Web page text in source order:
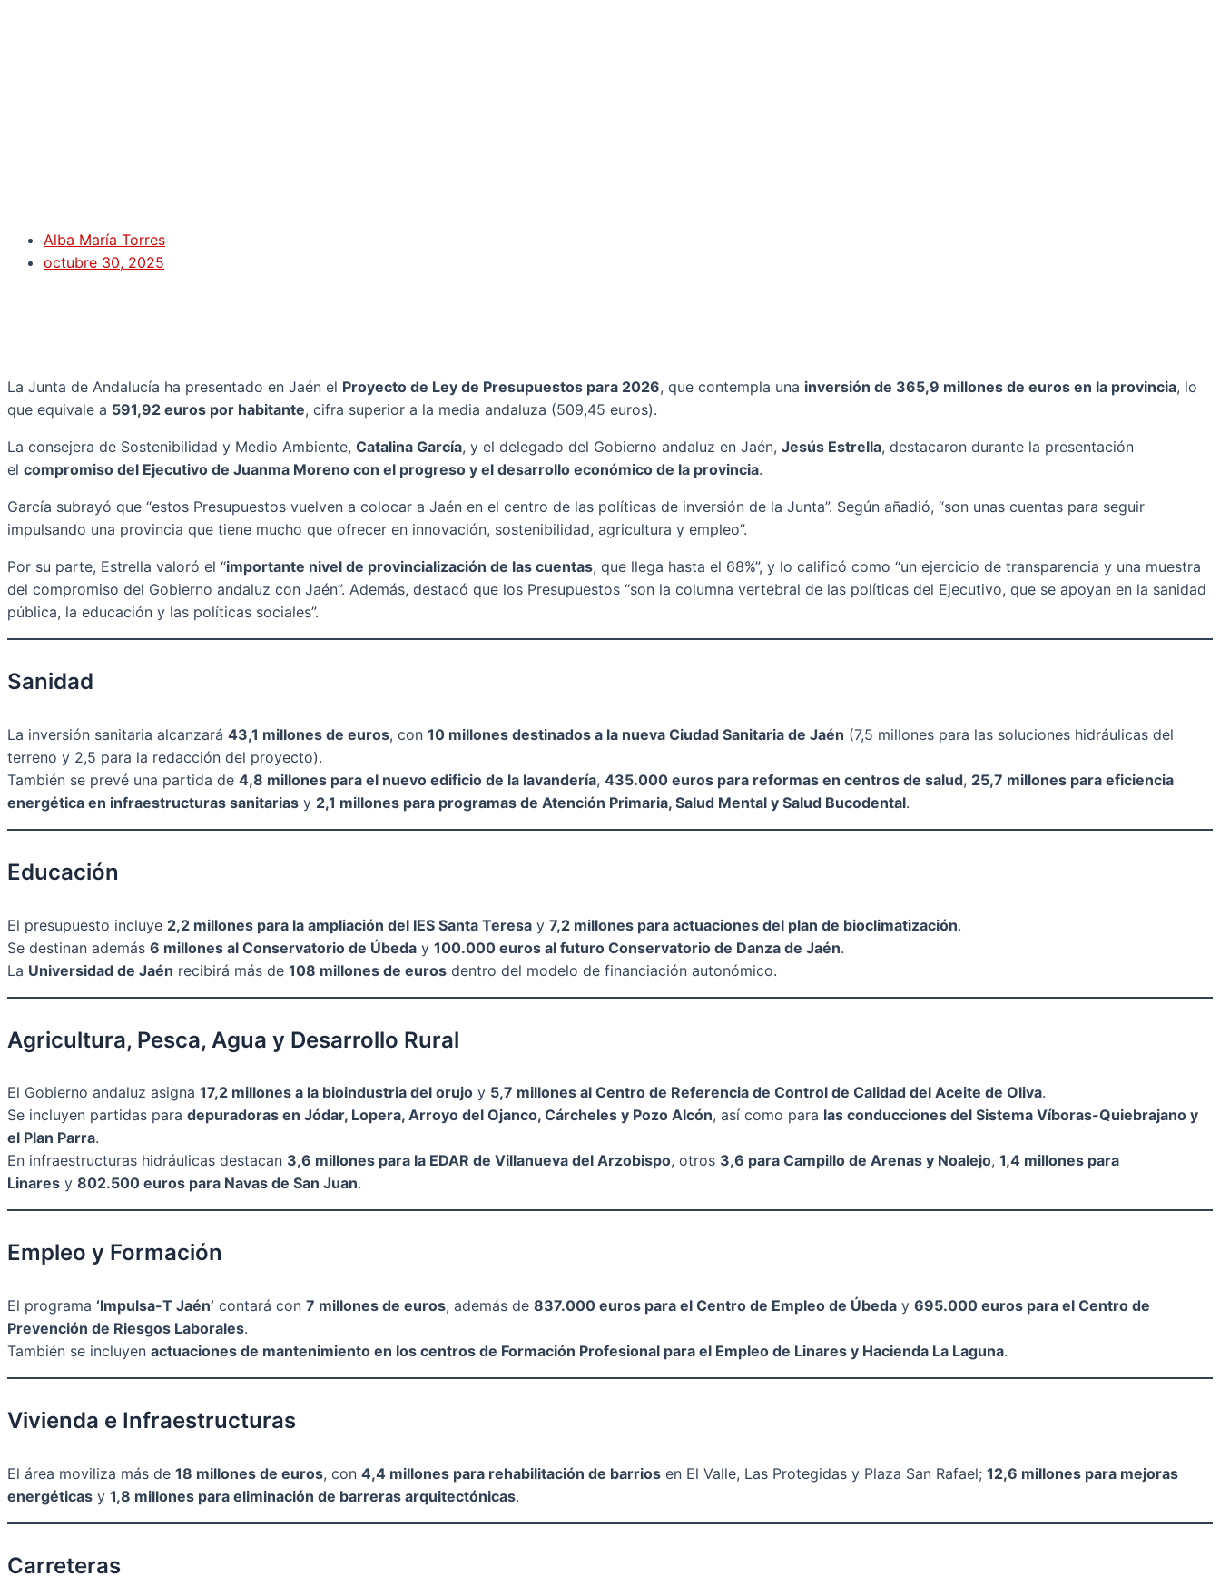
Alba María Torres
octubre 30, 2025
La Junta de Andalucía ha presentado en Jaén el Proyecto de Ley de Presupuestos para 2026, que contempla una inversión de 365,9 millones de euros en la provincia, lo
que equivale a 591,92 euros por habitante, cifra superior a la media andaluza (509,45 euros).
La consejera de Sostenibilidad y Medio Ambiente, Catalina García, y el delegado del Gobierno andaluz en Jaén, Jesús Estrella, destacaron durante la presentación
el compromiso del Ejecutivo de Juanma Moreno con el progreso y el desarrollo económico de la provincia.
García subrayó que “estos Presupuestos vuelven a colocar a Jaén en el centro de las políticas de inversión de la Junta”. Según añadió, “son unas cuentas para seguir
impulsando una provincia que tiene mucho que ofrecer en innovación, sostenibilidad, agricultura y empleo”.
Por su parte, Estrella valoró el “importante nivel de provincialización de las cuentas, que llega hasta el 68%”, y lo calificó como “un ejercicio de transparencia y una muestra
del compromiso del Gobierno andaluz con Jaén”. Además, destacó que los Presupuestos “son la columna vertebral de las políticas del Ejecutivo, que se apoyan en la sanidad
pública, la educación y las políticas sociales”.
Sanidad
La inversión sanitaria alcanzará 43,1 millones de euros, con 10 millones destinados a la nueva Ciudad Sanitaria de Jaén (7,5 millones para las soluciones hidráulicas del
terreno y 2,5 para la redacción del proyecto).
También se prevé una partida de 4,8 millones para el nuevo edificio de la lavandería, 435.000 euros para reformas en centros de salud, 25,7 millones para eficiencia
energética en infraestructuras sanitarias y 2,1 millones para programas de Atención Primaria, Salud Mental y Salud Bucodental.
Educación
El presupuesto incluye 2,2 millones para la ampliación del IES Santa Teresa y 7,2 millones para actuaciones del plan de bioclimatización.
Se destinan además 6 millones al Conservatorio de Úbeda y 100.000 euros al futuro Conservatorio de Danza de Jaén.
La Universidad de Jaén recibirá más de 108 millones de euros dentro del modelo de financiación autonómico.
Agricultura, Pesca, Agua y Desarrollo Rural
El Gobierno andaluz asigna 17,2 millones a la bioindustria del orujo y 5,7 millones al Centro de Referencia de Control de Calidad del Aceite de Oliva.
Se incluyen partidas para depuradoras en Jódar, Lopera, Arroyo del Ojanco, Cárcheles y Pozo Alcón, así como para las conducciones del Sistema Víboras-Quiebrajano y
el Plan Parra.
En infraestructuras hidráulicas destacan 3,6 millones para la EDAR de Villanueva del Arzobispo, otros 3,6 para Campillo de Arenas y Noalejo, 1,4 millones para
Linares y 802.500 euros para Navas de San Juan.
Empleo y Formación
El programa ‘Impulsa-T Jaén’ contará con 7 millones de euros, además de 837.000 euros para el Centro de Empleo de Úbeda y 695.000 euros para el Centro de
Prevención de Riesgos Laborales.
También se incluyen actuaciones de mantenimiento en los centros de Formación Profesional para el Empleo de Linares y Hacienda La Laguna.
Vivienda e Infraestructuras
El área moviliza más de 18 millones de euros, con 4,4 millones para rehabilitación de barrios en El Valle, Las Protegidas y Plaza San Rafael; 12,6 millones para mejoras
energéticas y 1,8 millones para eliminación de barreras arquitectónicas.
Carreteras